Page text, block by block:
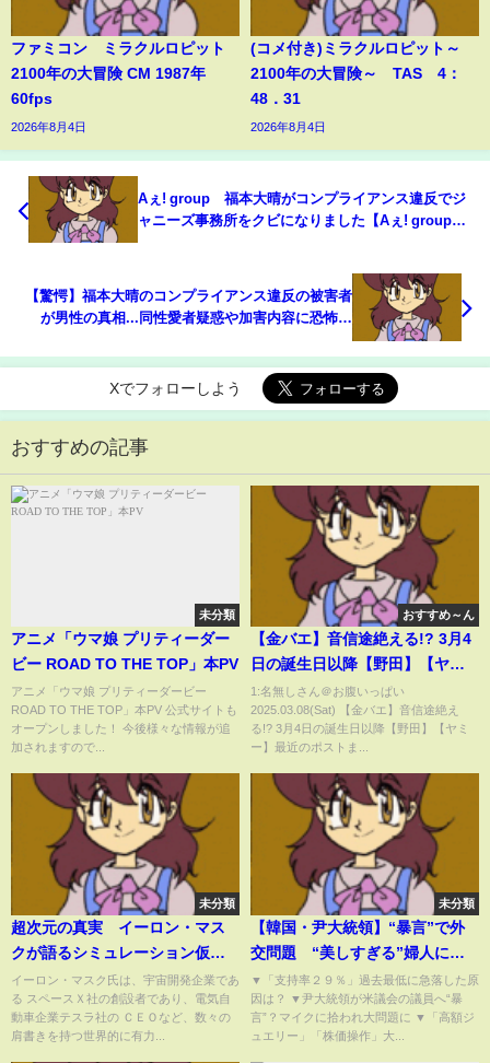
ファミコン ミラクルロピット
2100年の大冒険 CM 1987年
60fps
2026年8月4日
(コメ付き)ミラクルロピット～
2100年の大冒険～ TAS 4：
48．31
2026年8月4日
Aぇ! group 福本大晴がコンプライアンス違反でジ
ャニーズ事務所をクビになりました【Aぇ! group
【驚愕】福本大晴のコンプライアンス違反の被害者
が男性の真相...同性愛者疑惑や加害内容に恐怖し
Xでフォローしよう
おすすめの記事
未分類
アニメ「ウマ娘 プリティーダー
ビー ROAD TO THE TOP」本PV
アニメ「ウマ娘 プリティーダービー
ROAD TO THE TOP」本PV 公式サイトも
オープンしました！ 今後様々な情報が追
加されますので...
おすすめ～ん
【金バエ】音信途絶える!? 3月4
日の誕生日以降【野田】【ヤミ
ー】最近のポストまとめ
1:名無しさん＠お腹いっぱい
2025.03.08(Sat) 【金バエ】音信途絶え
る!? 3月4日の誕生日以降【野田】【ヤミ
ー】最近のポストま...
未分類
超次元の真実 イーロン・マス
クが語るシミュレーション仮説
と未来予想
イーロン・マスク氏は、宇宙開発企業であ
る スペースＸ社の創設者であり、電気自
動車企業テスラ社の ＣＥＯなど、数々の
肩書きを持つ世界的に有力...
未分類
【韓国・尹大統領】“暴言”で外
交問題 “美しすぎる”婦人に新
疑惑 尹政権で何が起きてい
る？ 【深層NEWS】
▼「支持率２９％」過去最低に急落した原
因は？ ▼尹大統領が米議会の議員へ“暴
言”？マイクに拾われ大問題に ▼「高額ジ
ュエリー」「株価操作」大...